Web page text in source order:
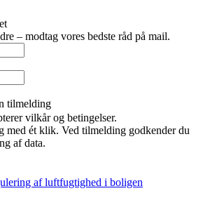
– modtag vores bedste råd på mail.
tilmelding
vilkår og betingelser.
med ét klik. Ved tilmelding godkender du
af data.
af luftfugtighed i boligen